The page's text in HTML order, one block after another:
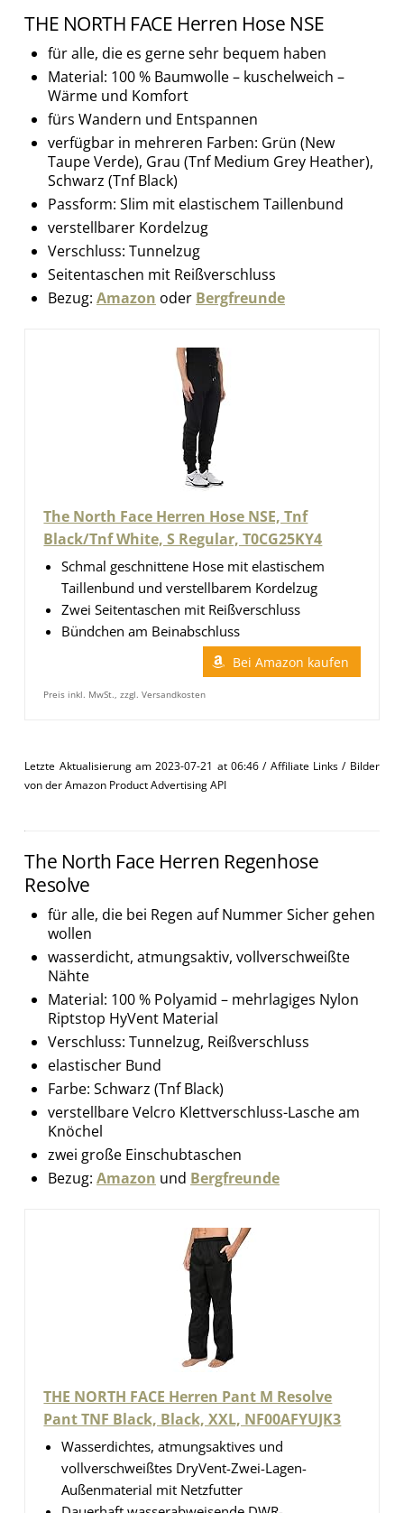
THE NORTH FACE Herren Hose NSE
für alle, die es gerne sehr bequem haben
Material: 100 % Baumwolle – kuschelweich –
Wärme und Komfort
fürs Wandern und Entspannen
verfügbar in mehreren Farben: Grün (New
Taupe Verde), Grau (Tnf Medium Grey Heather),
Schwarz (Tnf Black)
Passform: Slim mit elastischem Taillenbund
verstellbarer Kordelzug
Verschluss: Tunnelzug
Seitentaschen mit Reißverschluss
Bezug: Amazon oder Bergfreunde
The North Face Herren Hose NSE, Tnf
Black/Tnf White, S Regular, T0CG25KY4
Schmal geschnittene Hose mit elastischem
Taillenbund und verstellbarem Kordelzug
Zwei Seitentaschen mit Reißverschluss
Bündchen am Beinabschluss
Bei Amazon kaufen
Preis inkl. MwSt., zzgl. Versandkosten
Letzte Aktualisierung am 2023-07-21 at 06:46 / Affiliate Links / Bilder
von der Amazon Product Advertising API
The North Face Herren Regenhose
Resolve
für alle, die bei Regen auf Nummer Sicher gehen
wollen
wasserdicht, atmungsaktiv, vollverschweißte
Nähte
Material: 100 % Polyamid – mehrlagiges Nylon
Riptstop HyVent Material
Verschluss: Tunnelzug, Reißverschluss
elastischer Bund
Farbe: Schwarz (Tnf Black)
verstellbare Velcro Klettverschluss-Lasche am
Knöchel
zwei große Einschubtaschen
Bezug: Amazon und Bergfreunde
THE NORTH FACE Herren Pant M Resolve
Pant TNF Black, Black, XXL, NF00AFYUJK3
Wasserdichtes, atmungsaktives und
vollverschweißtes DryVent-Zwei-Lagen-
Außenmaterial mit Netzfutter